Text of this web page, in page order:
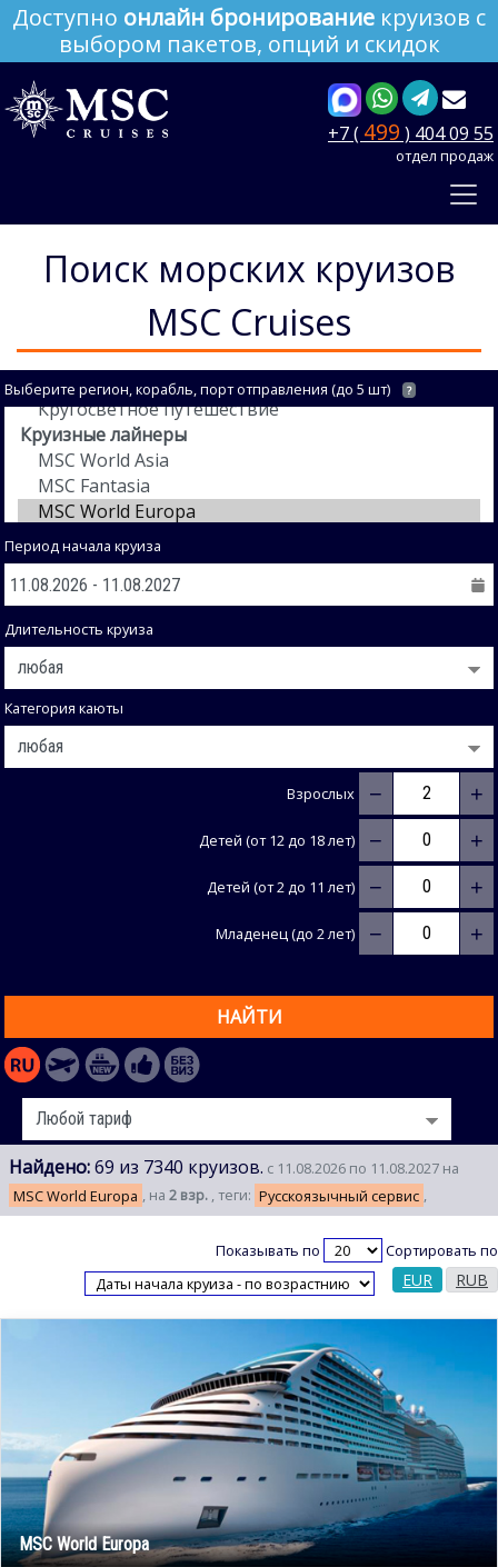
Доступно онлайн бронирование круизов с
выбором пакетов, опций и скидок
+7 ( 499 ) 404 09 55
отдел продаж
Поиск морских круизов
MSC Cruises
Выберите регион, корабль, порт отправления (до 5 шт) ?
Период начала круиза
Длительность круиза
Категория каюты
Взрослых − +
Детей (от 12 до 18 лет) − +
Детей (от 2 до 11 лет) − +
Младенец (до 2 лет) − +
НАЙТИ
Найдено:69 из 7340 круизов. с 11.08.2026 по 11.08.2027 на
MSC World Europa , на 2 взр. , теги: Русскоязычный сервис ,
Показывать по Сортировать по
EUR RUB
MSC World Europa